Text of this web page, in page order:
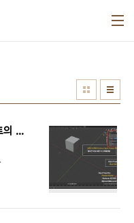
Blender - 항시 wire보이기, 오브젝트의 좌표 및 정보 확인